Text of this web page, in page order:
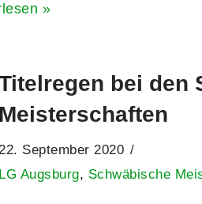
»
bei den
Meisterschaften
September 2020
LG Augsburg, Schwäbische